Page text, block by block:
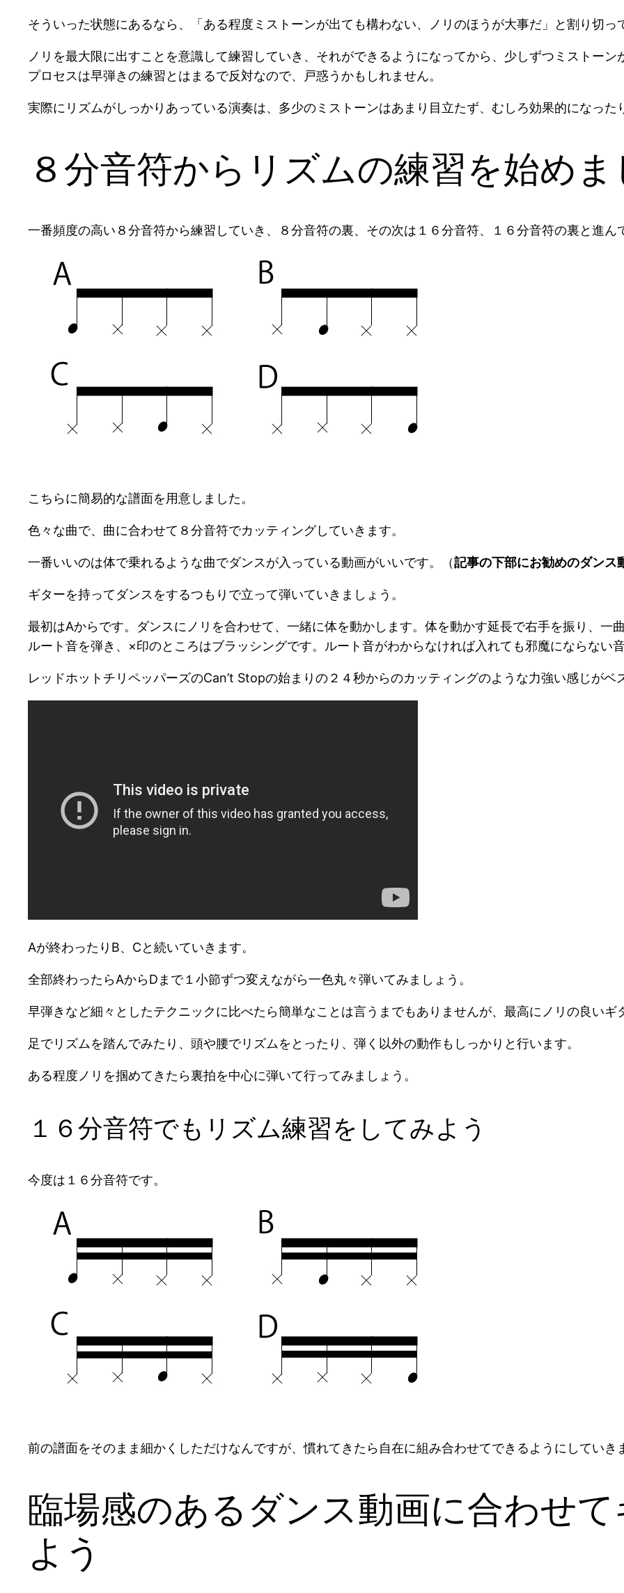
そういった状態にあるなら、「ある程度ミストーンが出ても構わない、ノリのほうが大事だ」と割り切っ
ノリを最大限に出すことを意識して練習していき、それができるようになってから、少しずつミストー
プロセスは早弾きの練習とはまるで反対なので、戸惑うかもしれません。
実際にリズムがしっかりあっている演奏は、多少のミストーンはあまり目立たず、むしろ効果的になった
８分音符からリズムの練習を始めま
一番頻度の高い８分音符から練習していき、８分音符の裏、その次は１６分音符、１６分音符の裏と進ん
こちらに簡易的な譜面を用意しました。
色々な曲で、曲に合わせて８分音符でカッティングしていきます。
一番いいのは体で乗れるような曲でダンスが入っている動画がいいです。（記事の下部にお勧めのダンス
ギターを持ってダンスをするつもりで立って弾いていきましょう。
最初はAからです。ダンスにノリを合わせて、一緒に体を動かします。体を動かす延長で右手を振り、一
ルート音を弾き、×印のところはブラッシングです。ルート音がわからなければ入れても邪魔にならない
レッドホットチリペッパーズのCan’t Stopの始まりの２４秒からのカッティングのような力強い感じがベ
Aが終わったりB、Cと続いていきます。
全部終わったらAからDまで１小節ずつ変えながら一色丸々弾いてみましょう。
早弾きなど細々としたテクニックに比べたら簡単なことは言うまでもありませんが、最高にノリの良いギ
足でリズムを踏んでみたり、頭や腰でリズムをとったり、弾く以外の動作もしっかりと行います。
ある程度ノリを掴めてきたら裏拍を中心に弾いて行ってみましょう。
１６分音符でもリズム練習をしてみよう
今度は１６分音符です。
前の譜面をそのまま細かくしただけなんですが、慣れてきたら自在に組み合わせてできるようにしていき
臨場感のあるダンス動画に合わせ
よう